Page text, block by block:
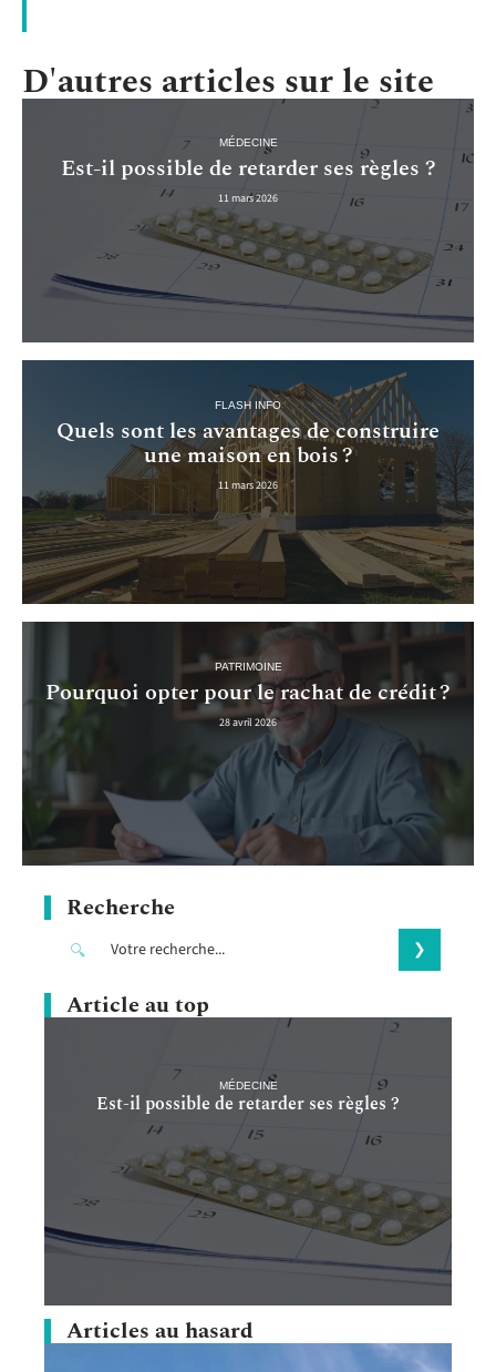
D'autres articles sur le site
MÉDECINE
Est-il possible de retarder ses règles ?
11 mars 2026
FLASH INFO
Quels sont les avantages de construire
une maison en bois ?
11 mars 2026
PATRIMOINE
Pourquoi opter pour le rachat de crédit ?
28 avril 2026
Recherche
Article au top
MÉDECINE
Est-il possible de retarder ses règles ?
Articles au hasard